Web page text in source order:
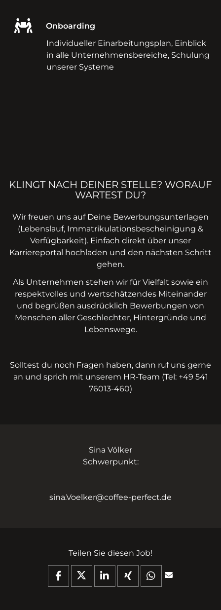
Onboarding
Individueller Einarbeitungsplan, Einblick
in alle Unternehmensbereiche, Schulung
unserer Systeme
KLINGT NACH DEINER STELLE? WORAUF
WARTEST DU?
Wir freuen uns auf Deine Bewerbungsunterlagen
(Lebenslauf, Immatrikulationsbescheinigung &
Verfügbarkeit). Einfach direkt über unser
Karriereportal hochladen und den nächsten Schritt
gehen.
Als Unternehmen stehen wir für Vielfalt sowie ein
respektvolles und wertschätzendes Miteinander
und begrüßen ausdrücklich Bewerbungen von
Menschen aller Geschlechter, Hintergründe und
Lebenswege.
Solltest du noch Fragen haben, dann ruf uns gerne
an und sprich mit unserem HR-Team (Tel: +49 541
76013-460)
Sina Völker
Schwerpunkt:
sina.Voelker@coffee-perfect.de
Teilen Sie diesen Job!